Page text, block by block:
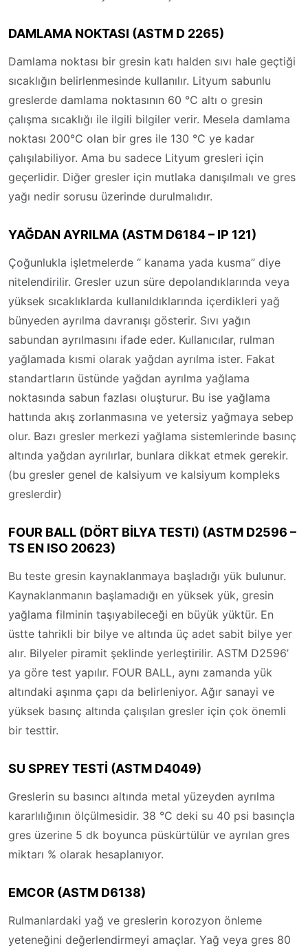
DAMLAMA NOKTASI (ASTM D 2265)
Damlama noktası bir gresin katı halden sıvı hale geçtiği
sıcaklığın belirlenmesinde kullanılır. Lityum sabunlu
greslerde damlama noktasının 60 °C altı o gresin
çalışma sıcaklığı ile ilgili bilgiler verir. Mesela damlama
noktası 200°C olan bir gres ile 130 °C ye kadar
çalışılabiliyor. Ama bu sadece Lityum gresleri için
geçerlidir. Diğer gresler için mutlaka danışılmalı ve gres
yağı nedir sorusu üzerinde durulmalıdır.
YAĞDAN AYRILMA (ASTM D6184 – IP 121)
Çoğunlukla işletmelerde ‘’ kanama yada kusma’’ diye
nitelendirilir. Gresler uzun süre depolandıklarında veya
yüksek sıcaklıklarda kullanıldıklarında içerdikleri yağ
bünyeden ayrılma davranışı gösterir. Sıvı yağın
sabundan ayrılmasını ifade eder. Kullanıcılar, rulman
yağlamada kısmi olarak yağdan ayrılma ister. Fakat
standartların üstünde yağdan ayrılma yağlama
noktasında sabun fazlası oluşturur. Bu ise yağlama
hattında akış zorlanmasına ve yetersiz yağmaya sebep
olur. Bazı gresler merkezi yağlama sistemlerinde basınç
altında yağdan ayrılırlar, bunlara dikkat etmek gerekir.
(bu gresler genel de kalsiyum ve kalsiyum kompleks
greslerdir)
FOUR BALL (DÖRT BİLYA TESTI) (ASTM D2596 –
TS EN ISO 20623)
Bu teste gresin kaynaklanmaya başladığı yük bulunur.
Kaynaklanmanın başlamadığı en yüksek yük, gresin
yağlama filminin taşıyabileceği en büyük yüktür. En
üstte tahrikli bir bilye ve altında üç adet sabit bilye yer
alır. Bilyeler piramit şeklinde yerleştirilir. ASTM D2596’
ya göre test yapılır. FOUR BALL, aynı zamanda yük
altındaki aşınma çapı da belirleniyor. Ağır sanayi ve
yüksek basınç altında çalışılan gresler için çok önemli
bir testtir.
SU SPREY TESTİ (ASTM D4049)
Greslerin su basıncı altında metal yüzeyden ayrılma
kararlılığının ölçülmesidir. 38 °C deki su 40 psi basınçla
gres üzerine 5 dk boyunca püskürtülür ve ayrılan gres
miktarı % olarak hesaplanıyor.
EMCOR (ASTM D6138)
Rulmanlardaki yağ ve greslerin korozyon önleme
yeteneğini değerlendirmeyi amaçlar. Yağ veya gres 80